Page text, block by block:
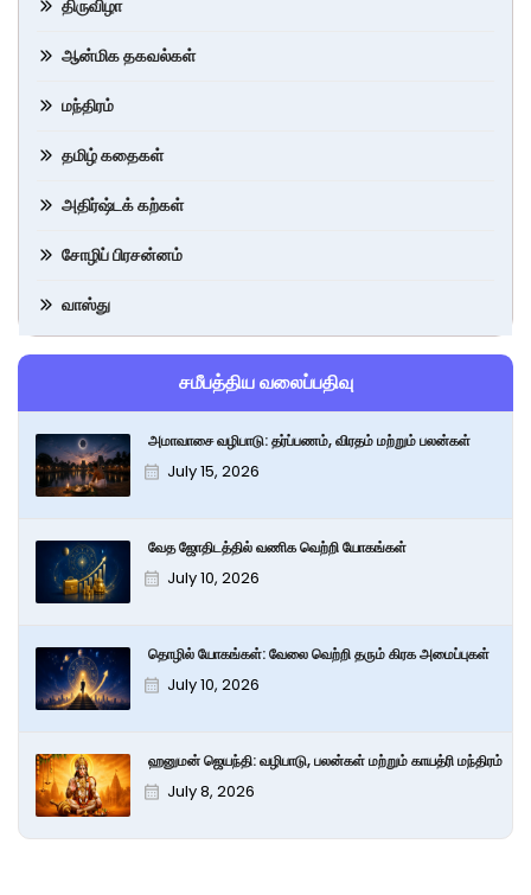
திருவிழா
ஆன்மிக தகவல்கள்
மந்திரம்
தமிழ் கதைகள்
அதிர்ஷ்டக் கற்கள்
சோழிப் பிரசன்னம்
வாஸ்து
சமீபத்திய வலைப்பதிவு
அமாவாசை வழிபாடு: தர்ப்பணம், விரதம் மற்றும் பலன்கள்
July 15, 2026
வேத ஜோதிடத்தில் வணிக வெற்றி யோகங்கள்
July 10, 2026
தொழில் யோகங்கள்: வேலை வெற்றி தரும் கிரக அமைப்புகள்
July 10, 2026
ஹனுமன் ஜெயந்தி: வழிபாடு, பலன்கள் மற்றும் காயத்ரி மந்திரம்
July 8, 2026